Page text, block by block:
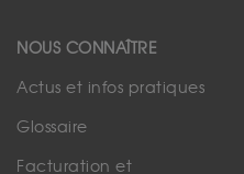
NOUS CONNAÎTRE
Actus et infos pratiques
Glossaire
Facturation et